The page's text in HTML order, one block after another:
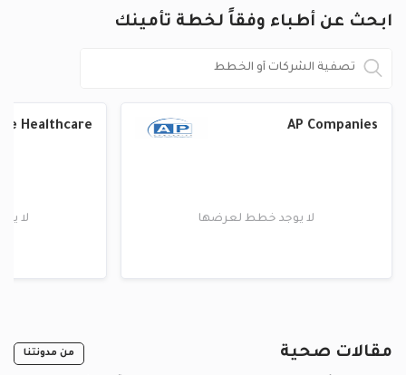
ابحث عن أطباء وفقاً لخطة تأمينك
AP Companies
لا يوجد خطط لعرضها
Healthcare
لا
مقالات صحية من مدونتنا